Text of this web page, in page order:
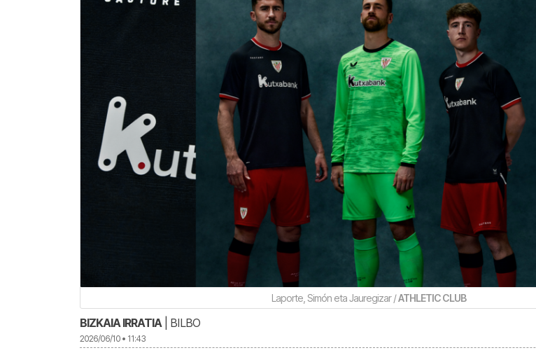
Laporte, Simón eta Jauregizar /ATHLETIC CLUB
BIZKAIA IRRATIA| BILBO
2026/06/10 • 11:43